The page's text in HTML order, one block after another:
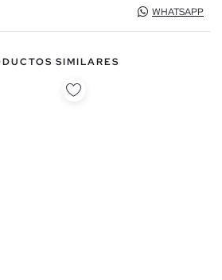
WHATSAPP
SIMILARES